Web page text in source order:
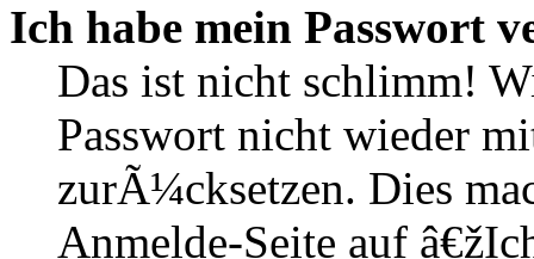
Ich habe mein Passwort
Das ist nicht schlimm!
Passwort nicht wieder
zurÃ¼cksetzen. Dies
Anmelde-Seite auf